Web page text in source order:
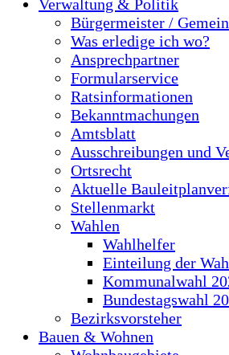
Verwaltung & Politik
Bürgermeister /
Was erledige ich wo?
Ansprechpartner
Formularservice
Ratsinformationen
Bekanntmachungen
Amtsblatt
Ausschreibungen und
Ortsrecht
Aktuelle
Stellenmarkt
Wahlen
Wahlhelfer
Einteilung der
Kommunalwahl
Bundestagswahl
Bezirksvorsteher
Bauen & Wohnen